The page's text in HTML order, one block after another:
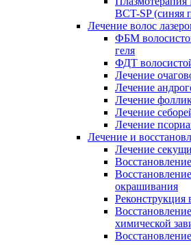
BCT-SP (синяя
Лечение волос
ФБМ
геля
ФДТ
Лечение
Лечение
Лечение
Лечение
Лечение
Лечение и
Лечение
окрашивания
Реконструкция
химической